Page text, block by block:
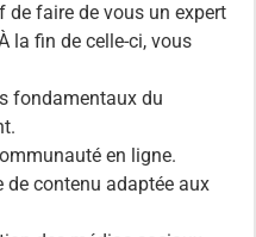
faire de vous un expert
la fin de celle-ci, vous
fondamentaux du
en ligne.
de contenu adaptée aux